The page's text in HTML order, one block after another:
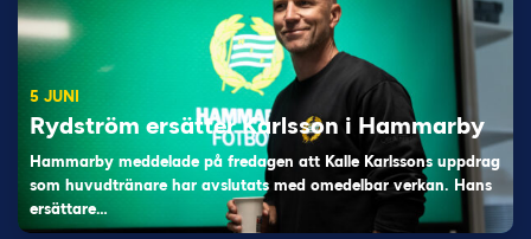
5 JUNI
Rydström ersätter Karlsson i Hammarby
Hammarby meddelade på fredagen att Kalle Karlssons uppdrag
som huvudtränare har avslutats med omedelbar verkan. Hans
ersättare…